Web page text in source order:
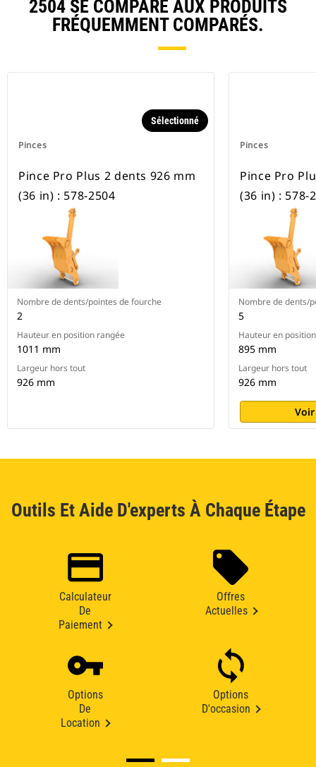
2504 SE COMPARE AUX PRODUITS
FRÉQUEMMENT COMPARÉS.
Pinces
Sélectionné
Pince Pro Plus 2 dents 926 mm
(36 in) : 578-2504
Nombre de dents/pointes de fourche
2
Hauteur en position rangée
1011 mm
Largeur hors tout
926 mm
Pinces
Pince Pro
(36 in) : 578-
Nombre de dents/
5
Hauteur en
895 mm
Largeur hors tout
926 mm
Outils Et Aide D'experts À Chaque Étape
Calculateur
De
Paiement
Offres
Actuelles
Options
De
Location
Options
D'occasion